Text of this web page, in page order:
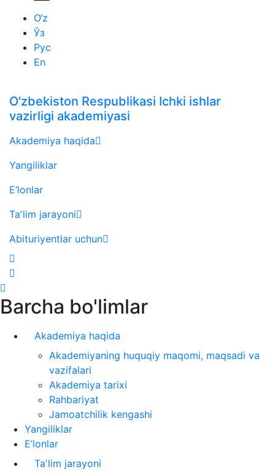
O‘z
Ўз
Рус
En
O'zbekiston Respublikasi Ichki ishlar
vazirligi akademiyasi
Akademiya haqida
Yangiliklar
E’lonlar
Taʼlim jarayoni
Abituriyentlar uchun
Barcha bo'limlar
Akademiya haqida
Akademiyaning huquqiy maqomi, maqsadi va
vazifalari
Akademiya tarixi
Rahbariyat
Jamoatchilik kengashi
Yangiliklar
E’lonlar
Taʼlim jarayoni